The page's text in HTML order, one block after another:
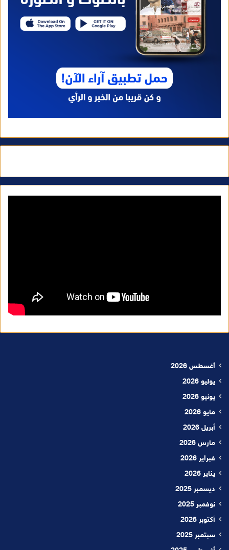
أغسطس 2026
يوليو 2026
يونيو 2026
مايو 2026
أبريل 2026
مارس 2026
فبراير 2026
يناير 2026
ديسمبر 2025
نوفمبر 2025
أكتوبر 2025
سبتمبر 2025